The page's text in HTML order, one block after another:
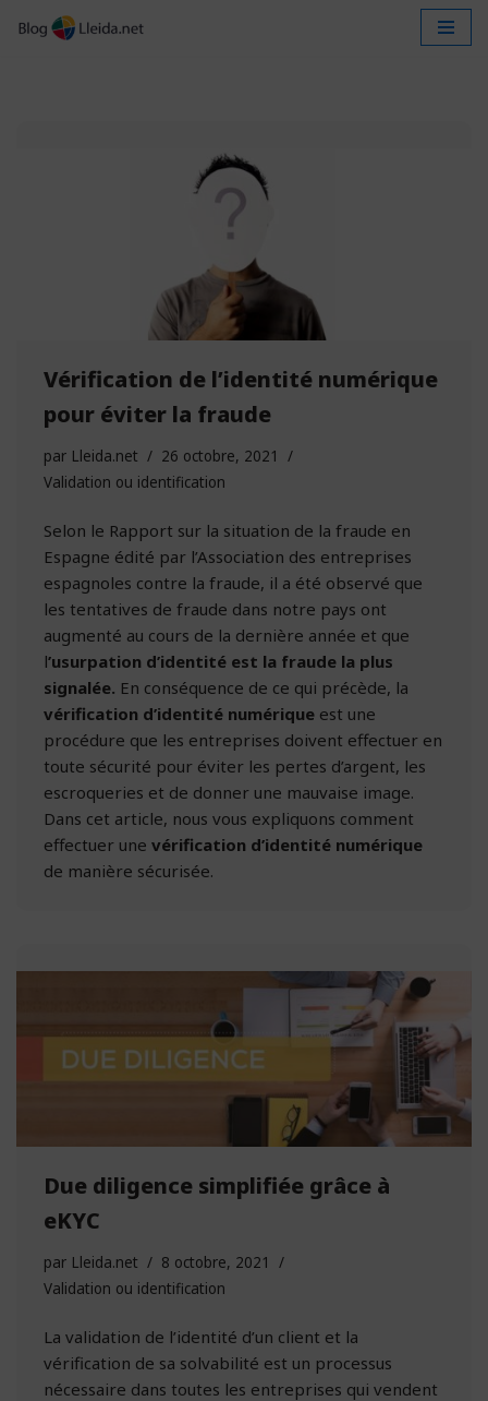
Vérification de l’identité numérique
pour éviter la fraude
par Lleida.net
26 octobre, 2021
Validation ou identification
Selon le Rapport sur la situation de la fraude en
Espagne édité par l’Association des entreprises
espagnoles contre la fraude, il a été observé que
les tentatives de fraude dans notre pays ont
augmenté au cours de la dernière année et que
l’usurpation d’identité est la fraude la plus
signalée. En conséquence de ce qui précède, la
vérification d’identité numérique est une
procédure que les entreprises doivent effectuer en
toute sécurité pour éviter les pertes d’argent, les
escroqueries et de donner une mauvaise image.
Dans cet article, nous vous expliquons comment
effectuer une vérification d’identité numérique
de manière sécurisée.
Due diligence simplifiée grâce à
eKYC
par Lleida.net
8 octobre, 2021
Validation ou identification
La validation de l’identité d’un client et la
vérification de sa solvabilité est un processus
nécessaire dans toutes les entreprises qui vendent